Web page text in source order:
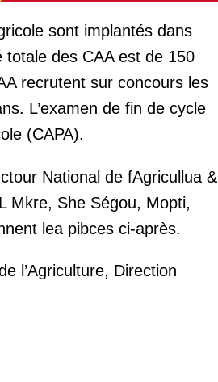
sont implantés dans
totale des CAA est de 150
recrutent sur concours les
L’examen de fin de cycle
(CAPA).
National de fAgricullua &
Mkre, She Ségou, Mopti,
lea pibces ci-après.
l’Agriculture, Direction